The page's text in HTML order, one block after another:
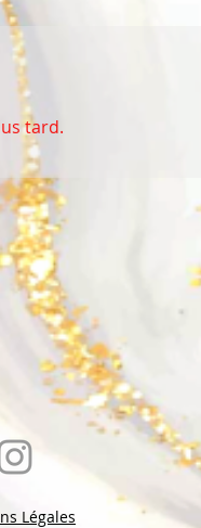
tard.
Légales